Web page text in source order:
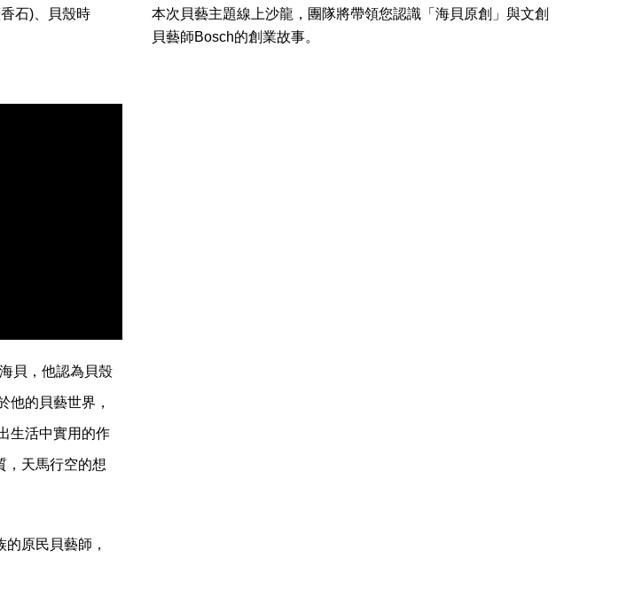
石)、貝殼時
本次貝藝主題線上沙龍，團隊將帶領您認識「海貝原創」與文創
貝藝師Bosch的創業故事。
貝，他認為貝殼
他的貝藝世界，
生活中實用的作
，天馬行空的想
原民貝藝師，